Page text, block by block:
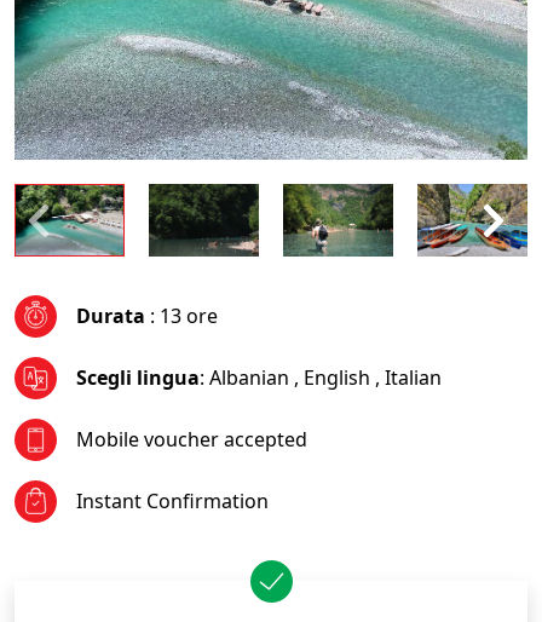
Durata : 13 ore
Scegli lingua: Albanian , English , Italian
Mobile voucher accepted
Instant Confirmation